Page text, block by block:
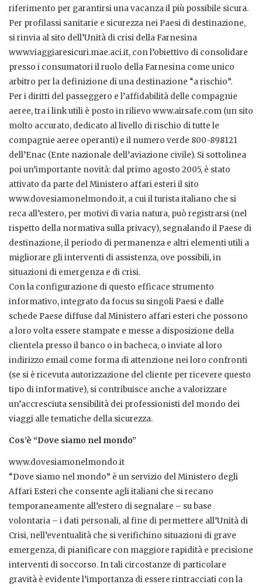
riferimento per garantirsi una vacanza il più possibile sicura.
Per profilassi sanitarie e sicurezza nei Paesi di destinazione,
si rinvia al sito dell’Unità di crisi della Farnesina
www.viaggiaresicuri.mae.aci.it, con l’obiettivo di consolidare
presso i consumatori il ruolo della Farnesina come unico
arbitro per la definizione di una destinazione “a rischio”.
Per i diritti del passeggero e l’affidabilità delle compagnie
aeree, tra i link utili è posto in rilievo www.airsafe.com (un sito
molto accurato, dedicato al livello di rischio di tutte le
compagnie aeree operanti) e il numero verde 800-898121
dell’Enac (Ente nazionale dell’aviazione civile). Si sottolinea
poi un’importante novità: dal primo agosto 2005, è stato
attivato da parte del Ministero affari esteri il sito
www.dovesiamonelmondo.it, a cui il turista italiano che si
reca all’estero, per motivi di varia natura, può registrarsi (nel
rispetto della normativa sulla privacy), segnalando il Paese di
destinazione, il periodo di permanenza e altri elementi utili a
migliorare gli interventi di assistenza, ove possibili, in
situazioni di emergenza e di crisi.
Con la configurazione di questo efficace strumento
informativo, integrato da focus su singoli Paesi e dalle
schede Paese diffuse dal Ministero affari esteri che possono
a loro volta essere stampate e messe a disposizione della
clientela presso il banco o in bacheca, o inviate al loro
indirizzo email come forma di attenzione nei loro confronti
(se si è ricevuta autorizzazione del cliente per ricevere questo
tipo di informative), si contribuisce anche a valorizzare
un’accresciuta sensibilità dei professionisti del mondo dei
viaggi alle tematiche della sicurezza.
Cos’è “Dove siamo nel mondo”
www.dovesiamonelmondo.it
“Dove siamo nel mondo” è un servizio del Ministero degli
Affari Esteri che consente agli italiani che si recano
temporaneamente all’estero di segnalare – su base
volontaria – i dati personali, al fine di permettere all’Unità di
Crisi, nell’eventualità che si verifichino situazioni di grave
emergenza, di pianificare con maggiore rapidità e precisione
interventi di soccorso. In tali circostanze di particolare
gravità è evidente l’importanza di essere rintracciati con la